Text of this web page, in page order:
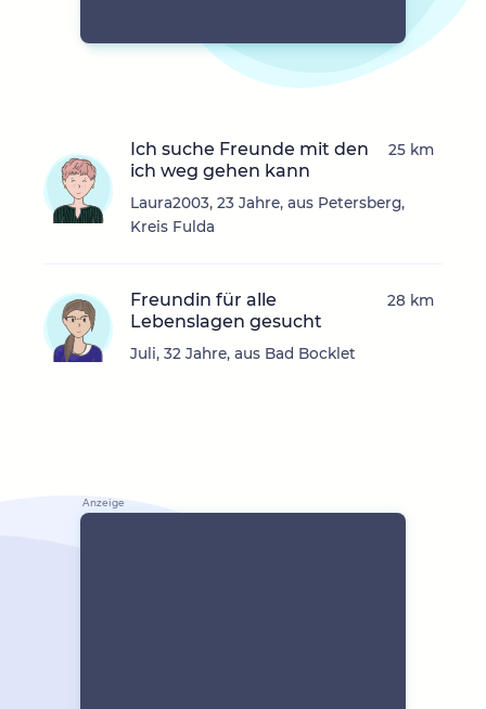
Ich suche Freunde mit den
ich weg gehen kann
Laura2003, 23 Jahre, aus Petersberg,
Kreis Fulda
25 km
Freundin für alle
Lebenslagen gesucht
Juli, 32 Jahre, aus Bad Bocklet
28 km